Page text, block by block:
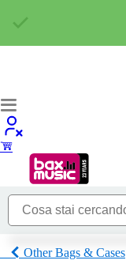
Other Bags & Cases